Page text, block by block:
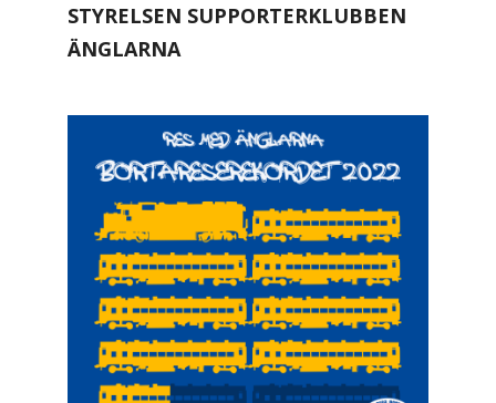
STYRELSEN SUPPORTERKLUBBEN
ÄNGLARNA